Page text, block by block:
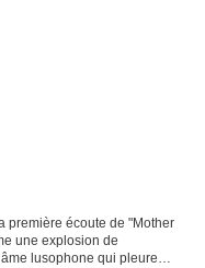
première écoute de "Mother
une explosion de
lusophone qui pleure